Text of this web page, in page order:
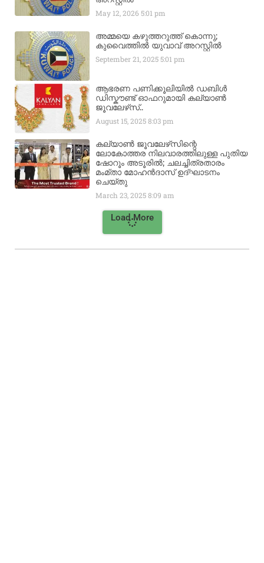
May 12, 20265:01 pm
അമ്മയെ കഴുത്തറുത്ത് കൊന്നു;
കുവൈത്തിൽ യുവാവ് അറസ്റ്റിൽ
September 21, 20255:01 pm
ആഭരണ പണിക്കൂലിയിൽ ഡബിൾ
ഡിസ്കൗണ്ട് ഓഫറുമായി കല്യാൺ
ജൂവലേഴ്‌സ്..
August 15, 20258:03 pm
കല്യാൺ ജൂവലേഴ്‌സിന്റെ
ലോകോത്തര നിലവാരത്തിലുള്ള പുതിയ
ഷോറൂം അടൂരിൽ; ചലച്ചിത്രതാരം
മംമ്താ മോഹൻദാസ് ഉദ്ഘാടനം
ചെയ്‌തു
March 23, 20258:09 am
Load More